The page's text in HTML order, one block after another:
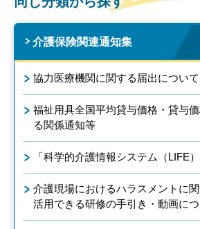
介護保険関連通知集
協力医療機関に関する届出について
福祉用具全国平均貸与価格・貸与
る関係通知等
「科学的介護情報システム（LIFE
介護現場におけるハラスメントに
活用できる研修の手引き・動画に